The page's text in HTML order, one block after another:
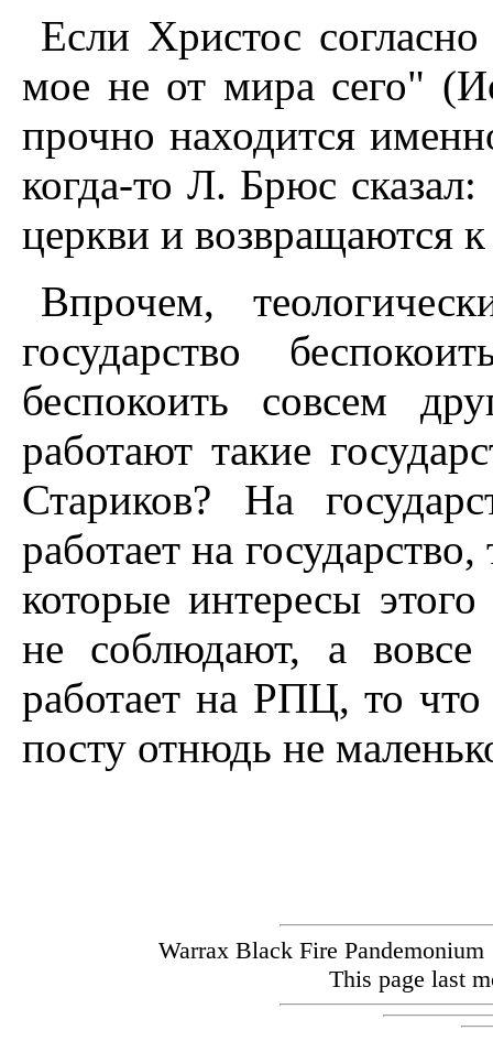
Если Христос
мое не от мира сего"
прочно находится
когда-то Л. Брюс
церкви и возвращаются
Впрочем,
государство
беспокоить совсем
работают такие
Стариков? На
работает на
которые интересы
не соблюдают, а
работает на РПЦ, то что
посту отнюдь не
Warrax Black Fire
This page last